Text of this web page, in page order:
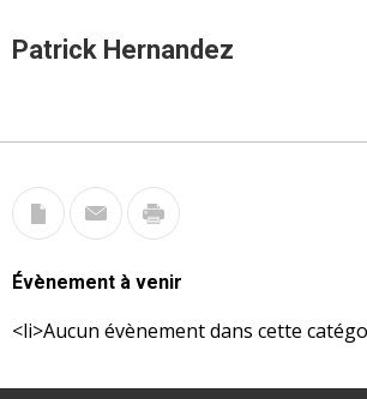
Patrick Hernandez
Évènement à venir
<li>Aucun évènement dans cette